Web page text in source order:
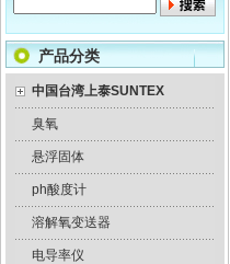
产品分类
中国台湾上泰SUNTEX
臭氧
悬浮固体
ph酸度计
溶解氧变送器
电导率仪
膜计量泵 意大利seko电磁隔膜计量泵